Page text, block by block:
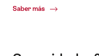
Saber más
Common.Of